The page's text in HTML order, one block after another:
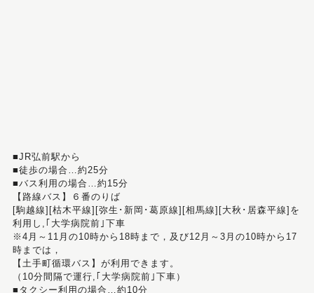
■JR弘前駅から
■徒歩の場合…約25分
■バス利用の場合…約15分
【路線バス】６番のりば
[駒越線][枯木平線][弥生･新岡･葛原線][相馬線][大秋･居森平線]を
利用し,｢大学病院前｣下車
※4月～11月の10時から18時まで，及び12月～3月の10時から17
時までは，
【土手町循環バス】が利用できます。
（10分間隔で運行,｢大学病院前｣下車）
■タクシー利用の場合…約10分